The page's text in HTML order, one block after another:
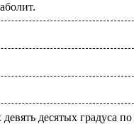
десятых градуса